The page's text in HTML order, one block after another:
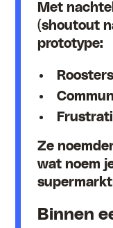
Met
(shoutout
prototype:
Ze
wat noem
Binnen